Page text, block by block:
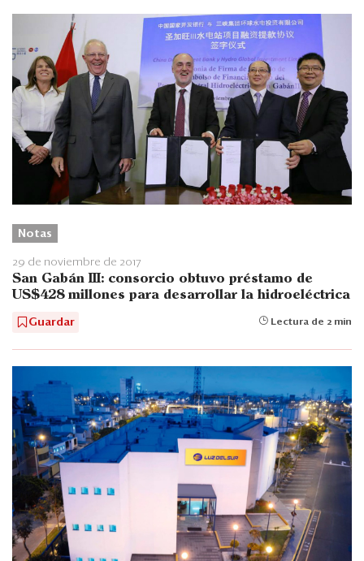
Notas
29 de noviembre de 2017
San Gabán III: consorcio obtuvo préstamo de
US$428 millones para desarrollar la hidroeléctrica
Guardar Lectura de 2 min